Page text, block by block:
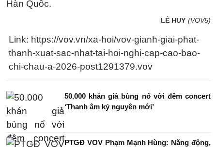
Hàn Quốc.
LÊ HUY (VOV5)
Link: https://vov.vn/xa-hoi/vov-gianh-giai-phat-
thanh-xuat-sac-nhat-tai-hoi-nghi-cap-cao-bao-
chi-chau-a-2026-post1291379.vov
50.000 khán giả bùng nổ với đêm concert
‘Thanh âm kỷ nguyên mới’
PTGĐ VOV Phạm Mạnh Hùng: Năng động,